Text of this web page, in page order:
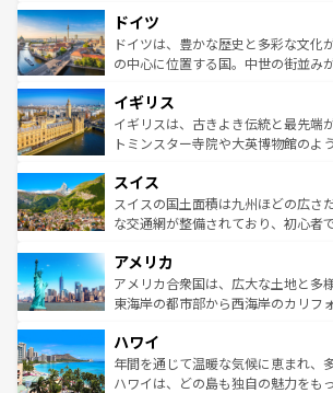
せる。地方によって風土や気候が異
性で訪れる人を魅
ンテンツ一覧を参照してほしい。
で、幅広い魅力が詰まっている。華
聖堂、美しいビーチ、そして豊かな
から魅了する。また、フランスは美
いる。シャンパンの発祥地であるラ
香り高いラベンダー畑など、多彩な
らに、パリ以外の地域にも魅力が溢
れる地方に足を運ぶとそれぞれで全
きるだろう。 なお、新着のフラン
を参照してほしい。
ドイツ
ドイツは、豊かな歴史と多彩な文化
の中心に位置する国。中世の街並み
顔を持つこの国は、どこを歩いても
ルリンの文化的活気、バイエルン州
してライン川沿いのワイン畑といっ
は、お酒好きな人にはぜひ体験してほしい。 な
ドイツ情報はコンテンツ一覧を参照
イギリス
イギリスは、古きよき伝統と最先端
トミンスター寺院や大英博物館のよ
リアごとに異なる魅力がある。また
ティー、ビール好きにはたまらない
戦など、本場だからこそできる体験
ンツ一覧を参照してほしい。
スイス
スイスの国土面積は九州ほどの広さ
な交通網が整備されており、初心者
の建物がそのまま残る町や、スイス
博物館もあり、アルプス観光だけで
ことができる。国民の所得が高いた
ば市内交通費無料で観光を楽しむこともでき
着のスイス情報はコンテンツ一覧
アメリカ
アメリカ合衆国は、広大な土地と多
東海岸の都市部から西海岸のカリフ
のような巨大都市は、観光、ショッ
ンメントが詰まった刺激的なスポッ
西部には大自然が広がり、グランド
ハワイ
年間を通じて温暖な気候に恵まれ、
ハワイは、どの島も独自の魅力をも